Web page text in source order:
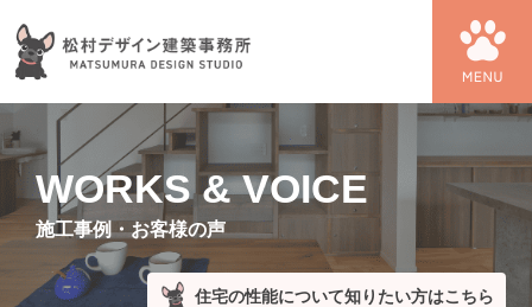
WORKS & VOICE
施工事例・お客様の声
住宅の性能について知りたい方はこちら